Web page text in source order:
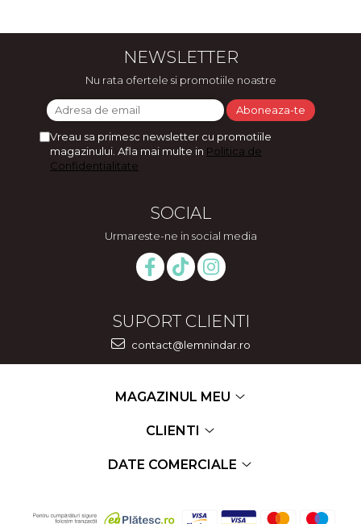
NEWSLETTER
Nu rata ofertele si promotiile noastre
Vreau sa primesc newsletter cu promotiile
magazinului. Afla mai multe in Politica de
Confidentialitate
SOCIAL
Urmareste-ne in social media
SUPORT CLIENTI
contact@lemnindar.ro
MAGAZINUL MEU
CLIENTI
DATE COMERCIALE